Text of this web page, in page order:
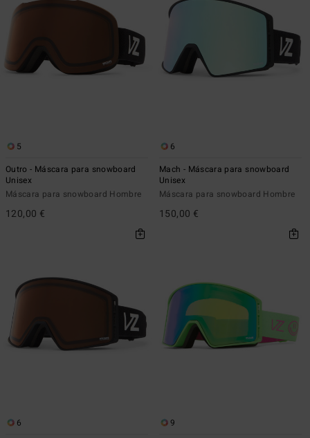
5
Outro - Máscara para snowboard
Unisex
Máscara para snowboard Hombre
120,00 €
6
Mach - Máscara para snowboard
Unisex
Máscara para snowboard Hombre
150,00 €
6
9